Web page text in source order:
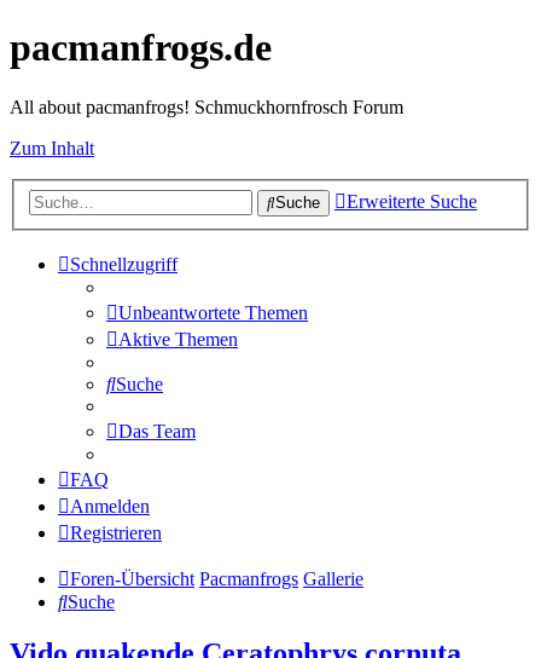
pacmanfrogs.de
All about pacmanfrogs! Schmuckhornfrosch Forum
Zum Inhalt
Suche Erweiterte Suche
Schnellzugriff
Unbeantwortete Themen
Aktive Themen
Suche
Das Team
FAQ
Anmelden
Registrieren
Foren-Übersicht Pacmanfrogs Gallerie
Suche